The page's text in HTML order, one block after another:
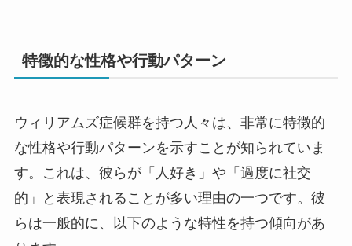
特徴的な性格や行動パターン
ウィリアムズ症候群を持つ人々は、非常に特徴的
な性格や行動パターンを示すことが知られていま
す。これは、彼らが「人好き」や「過度に社交
的」と表現されることが多い理由の一つです。彼
らは一般的に、以下のような特性を持つ傾向があ